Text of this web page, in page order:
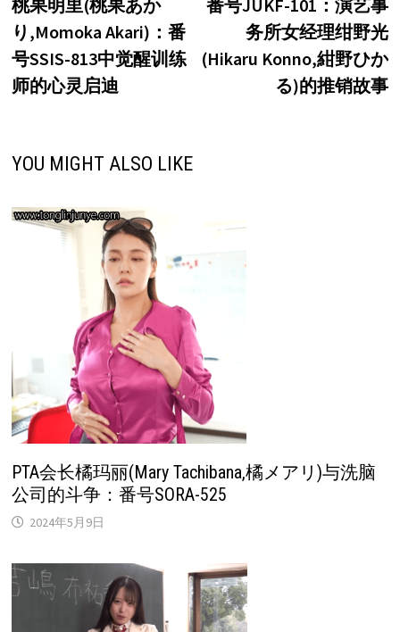
章
导
航
桃果明里(桃果あか
り,Momoka Akari)：番
号SSIS-813中觉醒训练
师的心灵启迪
番号JUKF-101：演艺事
务所女经理绀野光
(Hikaru Konno,紺野ひか
る)的推销故事
YOU MIGHT ALSO LIKE
PTA会长橘玛丽(Mary Tachibana,橘メアリ)与洗脑
公司的斗争：番号SORA-525
2024年5月9日